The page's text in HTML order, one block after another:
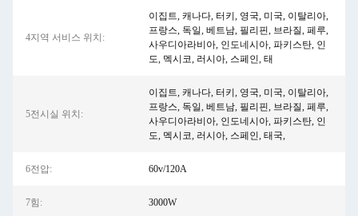
4지역 서비스 위치:
이집트, 캐나다, 터키, 영국, 미국, 이탈리아,
프랑스, ​​독일, 베트남, 필리핀, 브라질, 페루,
사우디아라비아, 인도네시아, 파키스탄, 인
도, 멕시코, 러시아, 스페인, 태
5전시실 위치:
이집트, 캐나다, 터키, 영국, 미국, 이탈리아,
프랑스, 독일, 베트남, 필리핀, 브라질, 페루,
사우디아라비아, 인도네시아, 파키스탄, 인
도, 멕시코, 러시아, 스페인, 태국,
6전압: 60v/120A
7힘: 3000W